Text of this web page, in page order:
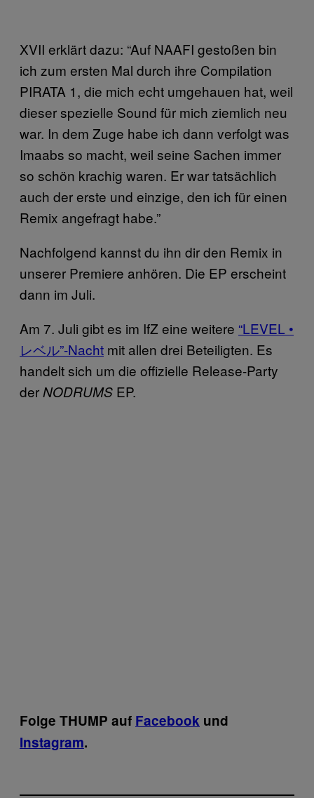
XVII erklärt dazu: “Auf NAAFI gestoßen bin
ich zum ersten Mal durch ihre Compilation
PIRATA 1, die mich echt umgehauen hat, weil
dieser spezielle Sound für mich ziemlich neu
war. In dem Zuge habe ich dann verfolgt was
Imaabs so macht, weil seine Sachen immer
so schön krachig waren. Er war tatsächlich
auch der erste und einzige, den ich für einen
Remix angefragt habe.”
Nachfolgend kannst du ihn dir den Remix in
unserer Premiere anhören. Die EP erscheint
dann im Juli.
Am 7. Juli gibt es im IfZ eine weitere “LEVEL •
レベル”-Nacht mit allen drei Beteiligten. Es
handelt sich um die offizielle Release-Party
derNODRUMS EP.
Folge THUMP auf Facebook und
Instagram.